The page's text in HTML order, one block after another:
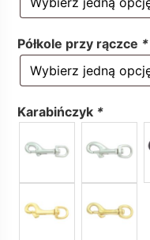
Półkole przy rączce *
Karabińczyk *